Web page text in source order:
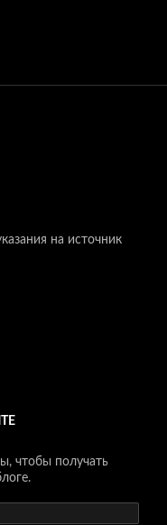
на источник
чтобы получать